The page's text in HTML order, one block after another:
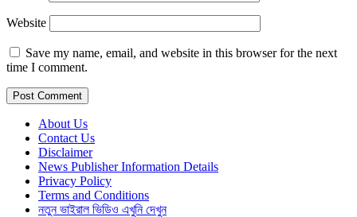
Website
Save my name, email, and website in this browser for the next
time I comment.
About Us
Contact Us
Disclaimer
News Publisher Information Details
Privacy Policy
Terms and Conditions
নতুন ভাইরাল ভিডিও এখুনি দেখুন